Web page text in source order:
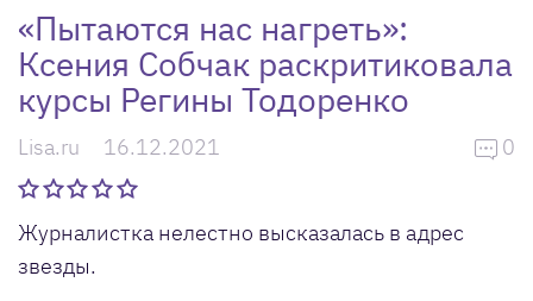
«Пытаются нас нагреть»:
Ксения Собчак раскритиковала
курсы Регины Тодоренко
Lisa.ru 16.12.2021 0
Журналистка нелестно высказалась в адрес
звезды.